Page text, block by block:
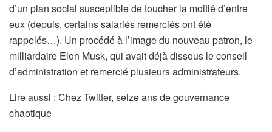
d’un plan social susceptible de toucher la moitié d’entre
eux (depuis, certains salariés remerciés ont été
rappelés…). Un procédé à l’image du nouveau patron, le
milliardaire Elon Musk, qui avait déjà dissous le conseil
d’administration et remercié plusieurs administrateurs.
Lire aussi : A
Chez Twitter, seize ans de gouvernance
chaotique